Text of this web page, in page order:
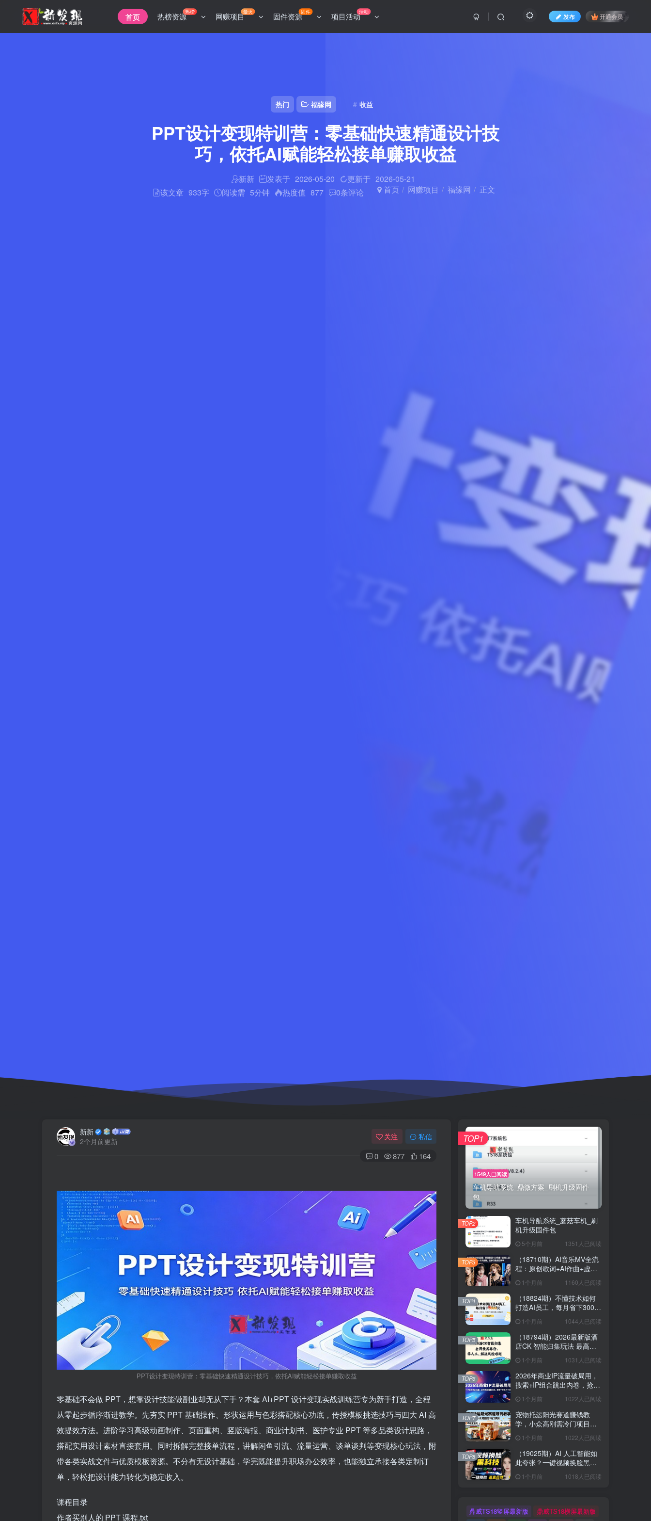
热门 福缘网 收益
PPT设计变现特训营：零基础快速精通设计技
巧，依托AI赋能轻松接单赚取收益
新新 发表于 2026-05-20 更新于 2026-05-21
该文章 933字 阅读需 5分钟 热度值 877 0条评论 首页 网赚项目 福缘网 正文
首页 热榜资源热榜 网赚项目最火 固件资源固件 项目活动活动
发布 开通会员
新新
2个月前更新
关注 私信
0 877 164
PPT设计变现特训营：零基础快速精通设计技巧，依托AI赋能轻松接单赚取收益
零基础不会做 PPT，想靠设计技能做副业却无从下手？本套 AI+PPT 设计变现实战训练营专为新手打造，全程
从零起步循序渐进教学。先夯实 PPT 基础操作、形状运用与色彩搭配核心功底，传授模板挑选技巧与四大 AI 高
效提效方法。进阶学习高级动画制作、页面重构、竖版海报、商业计划书、医护专业 PPT 等多品类设计思路，
搭配实用设计素材直接套用。同时拆解完整接单流程，讲解闲鱼引流、流量运营、谈单谈判等变现核心玩法，附
带各类实战文件与优质模板资源。不分有无设计基础，学完既能提升职场办公效率，也能独立承接各类定制订
单，轻松把设计能力转化为稳定收入。
课程目录
作者买别人的 PPT 课程.txt
1549人已阅读
车机导航系统_鼎微方案_刷机升级固件
包
TOP1
车机导航系统_蘑菇车机_刷
机升级固件包
5个月前 1351人已阅读
TOP2
（18710期）AI音乐MV全流
程：原创歌词+AI作曲+虚拟
步打造虚拟歌手
1个月前 1160人已阅读
TOP3
（18824期）不懂技术如何
打造AI员工，每月省下3000
个真实案例+开源提示
1个月前 1044人已阅读
TOP4
（18794期）2026最新版酒
店CK 智能归集玩法 最高单
解决风控难题
1个月前 1031人已阅读
TOP5
2026年商业IP流量破局用，
搜索+IP组合跳出内卷，抢占
入十分回报
1个月前 1022人已阅读
TOP6
宠物托运阳光赛道賺钱教
学，小众高刚需冷门项目，
日均10单稳定盈利，单均利
润200+
1个月前 1022人已阅读
TOP7
（19025期）AI 人工智能如
此夸张？一键视频换脸黑科
技，纯本地离线运行，本地
视频换脸娱乐工具， AI
1个月前 1018人已阅读
TOP8
鼎威TS18竖屏最新版
鼎威TS18横屏最新版